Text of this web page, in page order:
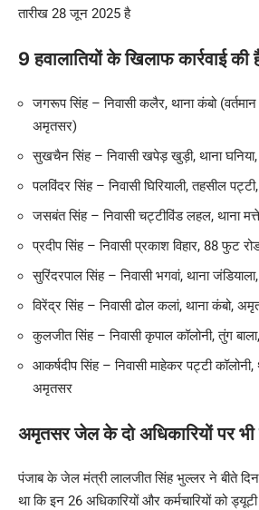
तारीख 28 जून 2025 है
9 हवालातियों के खिलाफ कार्रवाई की
जगरूप सिंह – निवासी कलैर, थाना कंबो
अमृतसर)
सुखचैन सिंह – निवासी खपेड़ खुड़ी, थाना
पलविंदर सिंह – निवासी घिरियाली, तहसील
जसबंत सिंह – निवासी चट्टीविंड लहल, थाना
प्रदीप सिंह – निवासी प्रकाश विहार, 88 फुट
सुरिंदरपाल सिंह – निवासी भगवां, थाना
विरेंद्र सिंह – निवासी ढोल कलां, थाना कंबो,
कुलजीत सिंह – निवासी कृपाल कॉलोनी, तुंग
आकर्षदीप सिंह – निवासी माहेकर पट्टी
अमृतसर
अमृतसर जेल के दो अधिकारियों पर भी
पंजाब के जेल मंत्री लालजीत सिंह भुल्लर ने बीते दिन
था कि इन 26 अधिकारियों और कर्मचारियों को